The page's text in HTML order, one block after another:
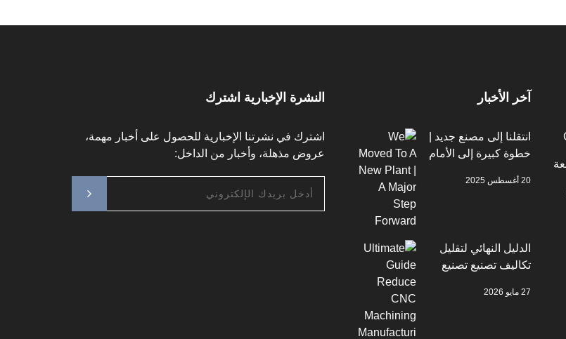
آخر الأخبار
انتقلنا إلى مصنع جديد |
خطوة كبيرة إلى الأمام
20 أغسطس 2025
الدليل النهائي لتقليل
تكاليف تصنيع تصنيع
27 مايو 2026
النشرة الإخبارية اشترك
اشترك في نشرتنا الإخبارية للحصول على أخبار مهمة،
عروض مذهلة، وأخبار من الداخل: